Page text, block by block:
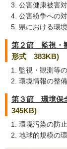
公害健康被害
公害紛争への
県における環
第２節 監視・
形式 383KB)
監視・観測等
環境情報の整
第３節 環境保
345KB)
環境汚染の防
地球的規模の